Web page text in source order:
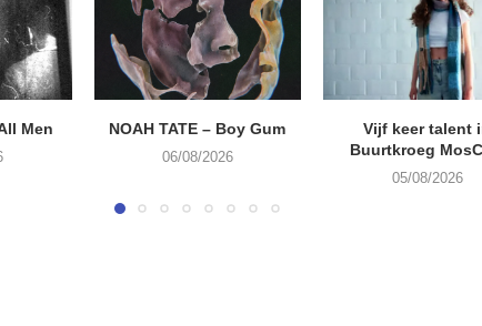
Men NOAH TATE – Boy Gum
06/08/2026
Vijf keer talent
Buurtkroeg
05/08/2026